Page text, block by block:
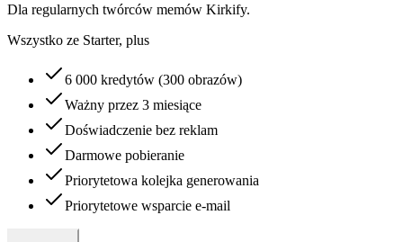
Dla regularnych twórców memów Kirkify.
Wszystko ze Starter, plus
6 000 kredytów (300 obrazów)
Ważny przez 3 miesiące
Doświadczenie bez reklam
Darmowe pobieranie
Priorytetowa kolejka generowania
Priorytetowe wsparcie e-mail